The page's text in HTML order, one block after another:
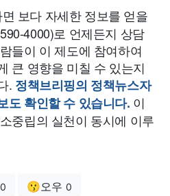
보다 자세한 정보를 얻을
4000)로 언제든지 상담
들이 이 제도에 참여하여
큰 영향을 미칠 수 있는지
. 정책브리핑의 정책뉴스자
도 확인할 수 있습니다. 이
중립의 실천이 동시에 이루
0 😗오우 0